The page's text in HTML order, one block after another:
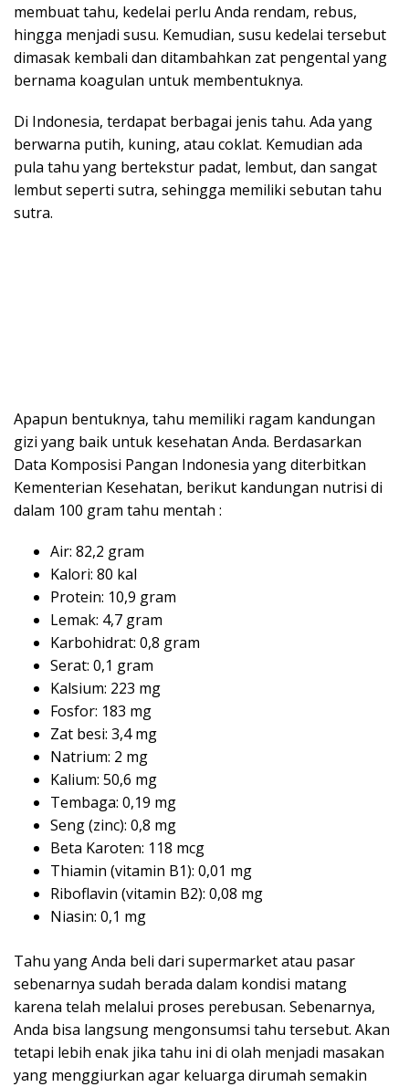
membuat tahu, kedelai perlu Anda rendam, rebus,
hingga menjadi susu. Kemudian, susu kedelai tersebut
dimasak kembali dan ditambahkan zat pengental yang
bernama koagulan untuk membentuknya.
Di Indonesia, terdapat berbagai jenis tahu. Ada yang
berwarna putih, kuning, atau coklat. Kemudian ada
pula tahu yang bertekstur padat, lembut, dan sangat
lembut seperti sutra, sehingga memiliki sebutan tahu
sutra.
Apapun bentuknya, tahu memiliki ragam kandungan
gizi yang baik untuk kesehatan Anda. Berdasarkan
Data Komposisi Pangan Indonesia yang diterbitkan
Kementerian Kesehatan, berikut kandungan nutrisi di
dalam 100 gram tahu mentah :
Air: 82,2 gram
Kalori: 80 kal
Protein: 10,9 gram
Lemak: 4,7 gram
Karbohidrat: 0,8 gram
Serat: 0,1 gram
Kalsium: 223 mg
Fosfor: 183 mg
Zat besi: 3,4 mg
Natrium: 2 mg
Kalium: 50,6 mg
Tembaga: 0,19 mg
Seng (zinc): 0,8 mg
Beta Karoten: 118 mcg
Thiamin (vitamin B1): 0,01 mg
Riboflavin (vitamin B2): 0,08 mg
Niasin: 0,1 mg
Tahu yang Anda beli dari supermarket atau pasar
sebenarnya sudah berada dalam kondisi matang
karena telah melalui proses perebusan. Sebenarnya,
Anda bisa langsung mengonsumsi tahu tersebut. Akan
tetapi lebih enak jika tahu ini di olah menjadi masakan
yang menggiurkan agar keluarga dirumah semakin